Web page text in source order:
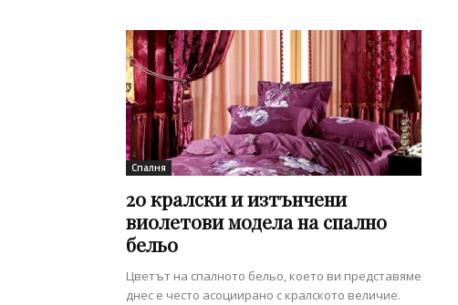
Спалня
20 кралски и изтънчени
виолетови модела на спално
бельо
Цветът на спалното бельо, което ви представяме
днес е често асоциирано с кралското величие.